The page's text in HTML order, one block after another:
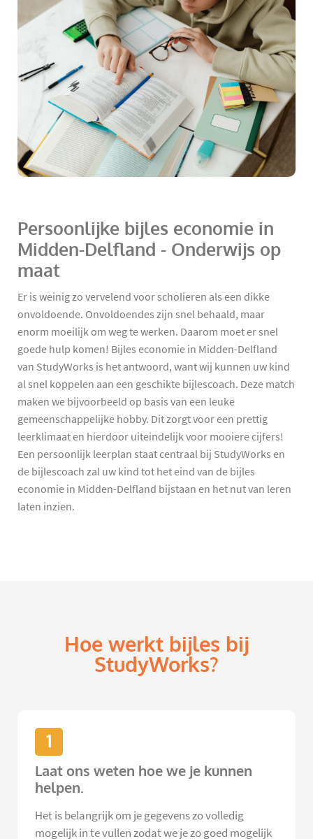
Persoonlijke bijles economie in
Midden-Delfland - Onderwijs op
maat
Er is weinig zo vervelend voor scholieren als een dikke
onvoldoende. Onvoldoendes zijn snel behaald, maar
enorm moeilijk om weg te werken. Daarom moet er snel
goede hulp komen! Bijles economie in Midden-Delfland
van StudyWorks is het antwoord, want wij kunnen uw kind
al snel koppelen aan een geschikte bijlescoach. Deze match
maken we bijvoorbeeld op basis van een leuke
gemeenschappelijke hobby. Dit zorgt voor een prettig
leerklimaat en hierdoor uiteindelijk voor mooiere cijfers!
Een persoonlijk leerplan staat centraal bij StudyWorks en
de bijlescoach zal uw kind tot het eind van de bijles
economie in Midden-Delfland bijstaan en het nut van leren
laten inzien.
Hoe werkt bijles bij
StudyWorks?
1
Laat ons weten hoe we je kunnen
helpen.
Het is belangrijk om je gegevens zo volledig
mogelijk in te vullen zodat we je zo goed mogelijk